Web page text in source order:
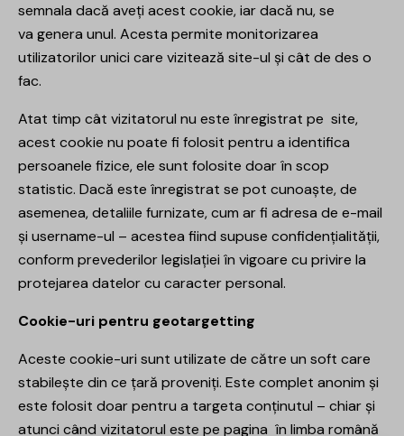
semnala dacă aveți acest cookie, iar dacă nu, se
va genera unul. Acesta permite monitorizarea
utilizatorilor unici care vizitează site-ul și cât de des o
fac.
Atat timp cât vizitatorul nu este înregistrat pe site,
acest cookie nu poate fi folosit pentru a identifica
persoanele fizice, ele sunt folosite doar în scop
statistic. Dacă este înregistrat se pot cunoaște, de
asemenea, detaliile furnizate, cum ar fi adresa de e-mail
și username-ul – acestea fiind supuse confidențialității,
conform prevederilor legislației în vigoare cu privire la
protejarea datelor cu caracter personal.
Cookie-uri pentru geotargetting
Aceste cookie-uri sunt utilizate de către un soft care
stabilește din ce țară proveniți. Este complet anonim și
este folosit doar pentru a targeta conținutul – chiar și
atunci când vizitatorul este pe pagina în limba română